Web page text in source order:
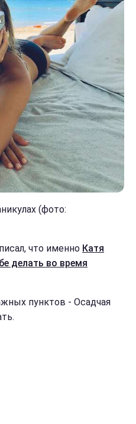
(фото:
что именно Катя
делать во время
пунктов - Осадчая